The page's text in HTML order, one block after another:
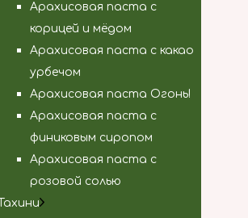
Арахисовая паста с
корицей и мёдом
Арахисовая паста с какао
урбечом
Арахисовая паста Огонь!
Арахисовая паста с
финиковым сиропом
Арахисовая паста с
розовой солью
Тахини